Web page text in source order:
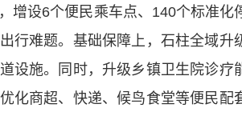
增设6个便民乘车点、140个标准化
行难题。基础保障上，石柱全域升
设施。同时，升级乡镇卫生院诊疗
化商超、快递、候鸟食堂等便民配